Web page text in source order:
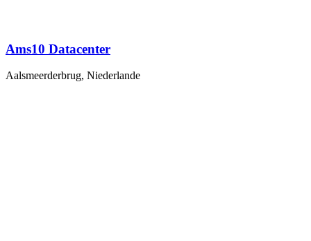
Ams10 Datacenter
Aalsmeerderbrug, Niederlande